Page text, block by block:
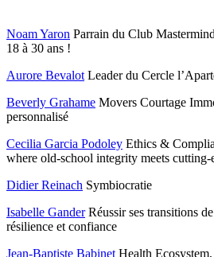
Noam Yaron Parrain du Club
18 à 30 ans !
Aurore Bevalot Leader du Cercle
Beverly Grahame Movers Courtage
personnalisé
Cecilia Garcia Podoley Ethics &
where old-school integrity meets
Didier Reinach Symbiocratie
Isabelle GanderRéussir ses transitions
résilience et confiance
Jean-Baptiste Babinet Health